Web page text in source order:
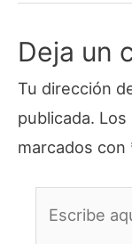
Deja un
Tu dirección
publicada. Los
marcados con